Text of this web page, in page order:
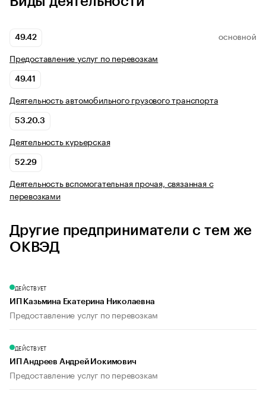
49.42 ОСНОВНОЙ
Предоставление услуг по перевозкам
49.41
Деятельность автомобильного грузового транспорта
53.20.3
Деятельность курьерская
52.29
Деятельность вспомогательная прочая, связанная с
перевозками
Другие предприниматели с тем же
ОКВЭД
ДЕЙСТВУЕТ
ИП Казьмина Екатерина Николаевна
Предоставление услуг по перевозкам
ДЕЙСТВУЕТ
ИП Андреев Андрей Иокимович
Предоставление услуг по перевозкам